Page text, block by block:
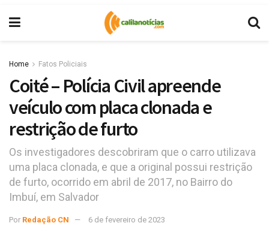
Home Fatos Policiais
Coité – Polícia Civil apreende
veículo com placa clonada e
restrição de furto
Os investigadores descobriram que o carro utilizava
uma placa clonada, e que a original possui restrição
de furto, ocorrido em abril de 2017, no Bairro do
Imbuí, em Salvador
Por Redação CN 6 de fevereiro de 2023